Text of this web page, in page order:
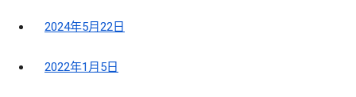
2024年5月22日
2022年1月5日